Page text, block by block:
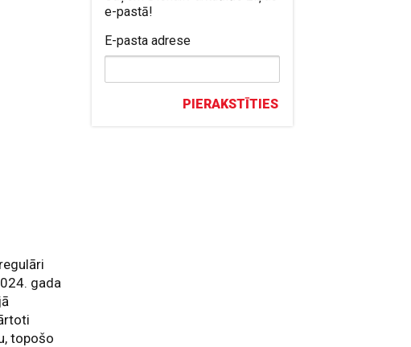
gada
topošo
e-pastā!
E-pasta adrese
PIERAKSTĪTIES